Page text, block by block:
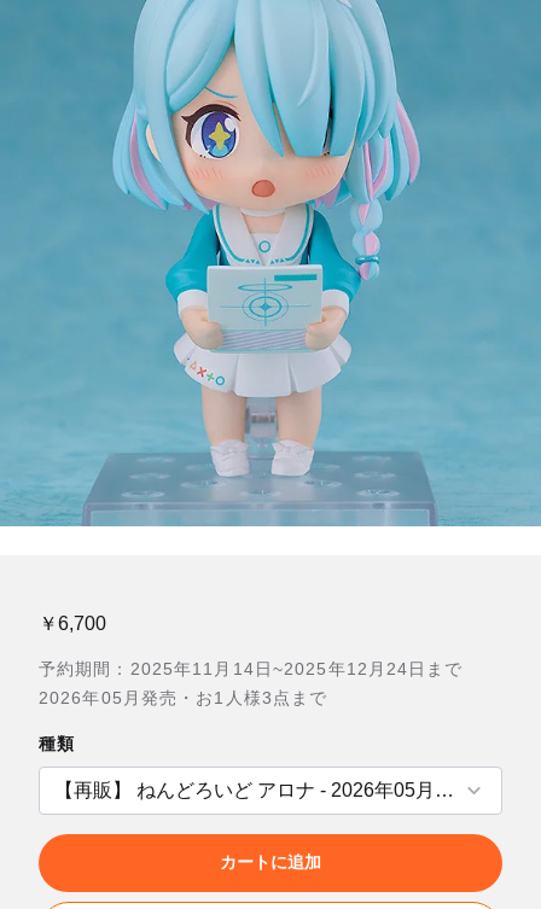
￥6,700
予約期間：2025年11月14日~2025年12月24日まで
2026年05月発売・お1人様3点まで
種類
カートに追加